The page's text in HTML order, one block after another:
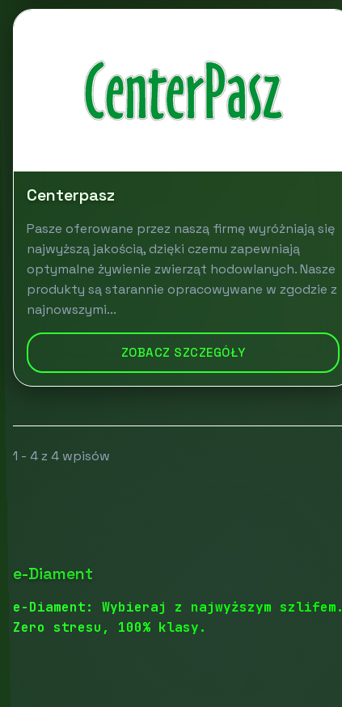
Centerpasz
Pasze oferowane przez naszą firmę wyróżniają się
najwyższą jakością, dzięki czemu zapewniają
optymalne żywienie zwierząt hodowlanych. Nasze
produkty są starannie opracowywane w zgodzie z
najnowszymi...
ZOBACZ SZCZEGÓŁY
1 - 4 z 4 wpisów
e-Diament
e-Diament: Wybieraj z najwyższym szlifem.
Zero stresu, 100% klasy.